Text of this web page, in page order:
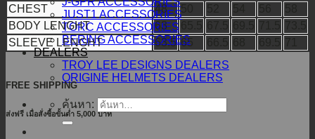
JUST1 ACCESSORIES
TORC ACCESSORIES
BERING ACCESSORIES
DEALERS
TROY LEE DESIGNS DEALERS
ORIGINE HELMETS DEALERS
ค้นหา:
CHEST
48 50
BODY LENGHT
63
SLEEVE LENGHT
63.5 65
FREE SHIPPING
ส่งฟรี เมื่อสั่งซื้อขั้นต่ำ 5,000 บาท